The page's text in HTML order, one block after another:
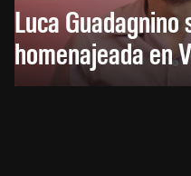
Luca
homenajeada en